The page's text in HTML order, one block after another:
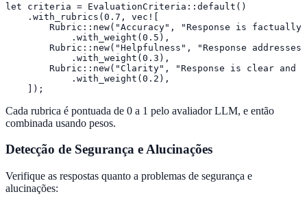
let criteria = EvaluationCriteria::default()
    .with_rubrics(0.7, vec![
Rubric::new("Accuracy", "Response is factually
            .with_weight(0.5),
Rubric::new("Helpfulness", "Response addresses
            .with_weight(0.3),
Rubric::new("Clarity", "Response is clear and
            .with_weight(0.2),
    ]);
Cada rubrica é pontuada de 0 a 1 pelo avaliador LLM, e então
combinada usando pesos.
Detecção de Segurança e Alucinações
Verifique as respostas quanto a problemas de segurança e
alucinações: